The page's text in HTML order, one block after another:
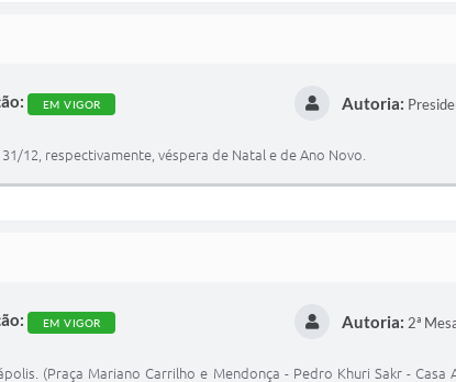
EM VIGOR Autoria:
12, respectivamente, véspera de Natal e de Ano Novo.
EM VIGOR Autoria: 2ª
(Praça Mariano Carrilho e Mendonça - Pedro Khuri Sakr - Casa